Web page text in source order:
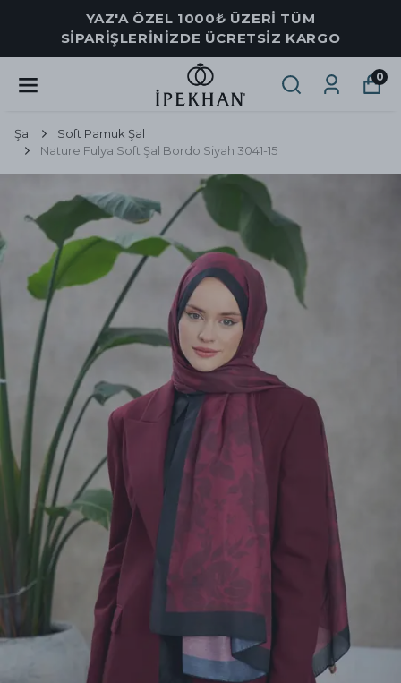
YAZ'A ÖZEL 1000₺ ÜZERİ TÜM
SİPARİŞLERİNİZDE ÜCRETSİZ KARGO
0
Şal
Soft Pamuk Şal
Nature Fulya Soft Şal Bordo Siyah 3041-15